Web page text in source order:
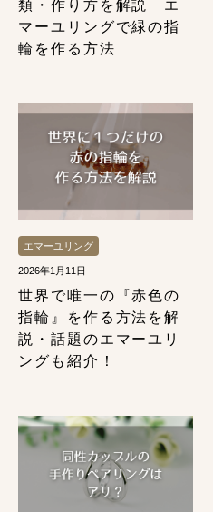
類・作り方を解説 エ
マーユリングで緑の指
輪を作る方法
エマーユリング
2026年1月11日
世界で唯一の『赤色の
指輪』を作る方法を解
説・話題のエマーユリ
ングも紹介！